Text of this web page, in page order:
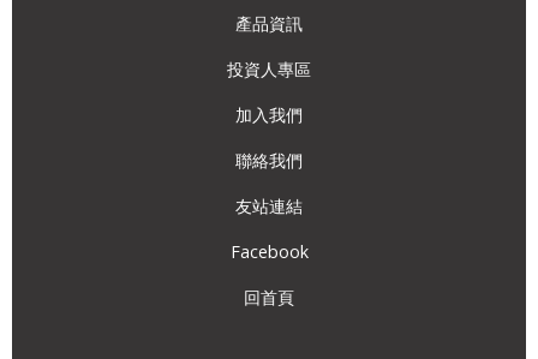
產品資訊
投資人專區
加入我們
聯絡我們
友站連結
Facebook
回首頁